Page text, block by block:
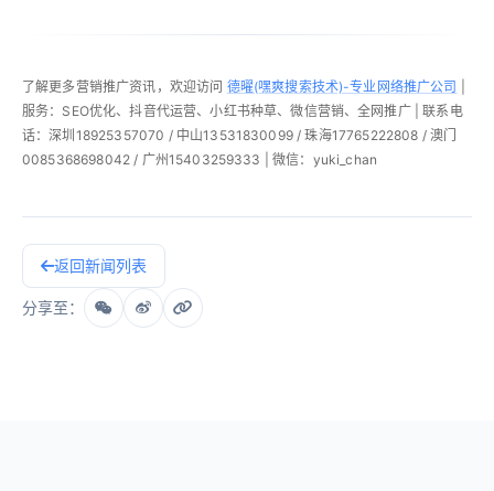
了解更多营销推广资讯，欢迎访问 德曜(嘿爽搜索技术)-专业网络推广公司
服务：SEO优化、抖音代运营、小红书种草、微信营销、全网推广 | 联系电
话：深圳18925357070 / 中山13531830099 / 珠海17765222808 / 澳门
0085368698042 / 广州15403259333 | 微信：yuki_chan
返回新闻列表
分享至：